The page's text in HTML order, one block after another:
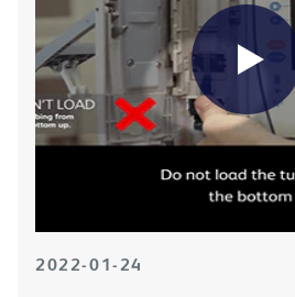
2022-01-24